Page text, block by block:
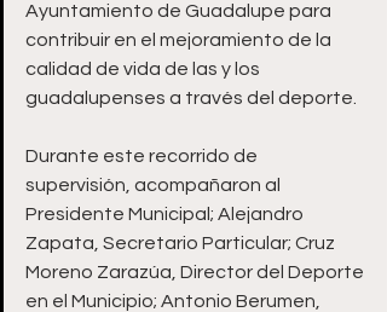
Ayuntamiento de Guadalupe para
contribuir en el mejoramiento de la
calidad de vida de las y los
guadalupenses a través del deporte.
Durante este recorrido de
supervisión, acompañaron al
Presidente Municipal; Alejandro
Zapata, Secretario Particular; Cruz
Moreno Zarazúa, Director del Deporte
en el Municipio; Antonio Berumen,